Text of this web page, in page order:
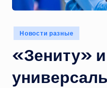
Опубликовано
в
Новости разные
«Зениту»